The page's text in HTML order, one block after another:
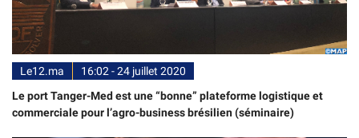
Le12.ma
16:02 - 24 juillet 2020
Le port Tanger-Med est une “bonne” plateforme logistique et
commerciale pour l’agro-business brésilien (séminaire)